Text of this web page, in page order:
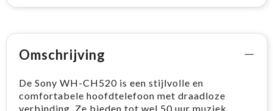
Omschrijving
De Sony WH-CH520 is een stijlvolle en
comfortabele hoofdtelefoon met draadloze
verbinding. Ze bieden tot wel 50 uur muziek